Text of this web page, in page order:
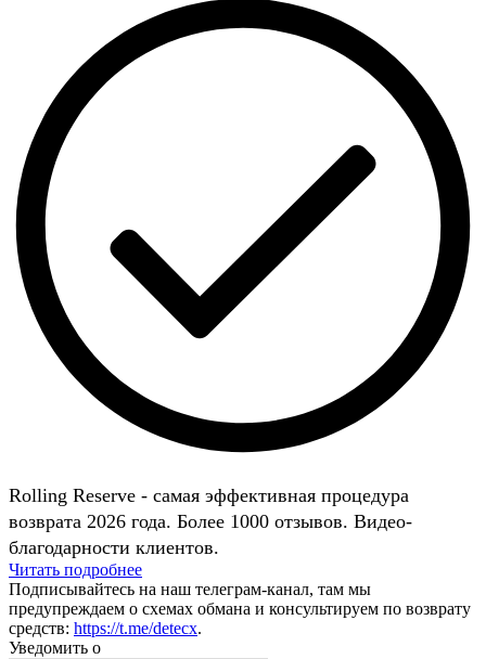
Rolling Reserve - самая эффективная процедура
возврата 2026 года. Более 1000 отзывов. Видео-
благодарности клиентов.
Читать подробнее
Подписывайтесь на наш телеграм-канал, там мы
предупреждаем о схемах обмана и консультируем по возврату
средств: https://t.me/detecx.
Уведомить о